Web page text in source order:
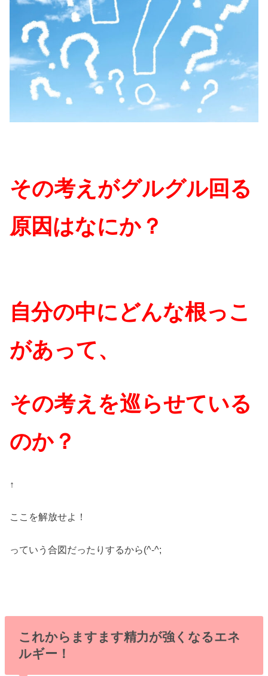
その考えがグルグル回る
原因はなにか？
自分の中にどんな根っこ
があって、
その考えを巡らせている
のか？
↑
ここを解放せよ！
っていう合図だったりするから(^-^;
これからますます精力が強くなるエネ
ルギー！